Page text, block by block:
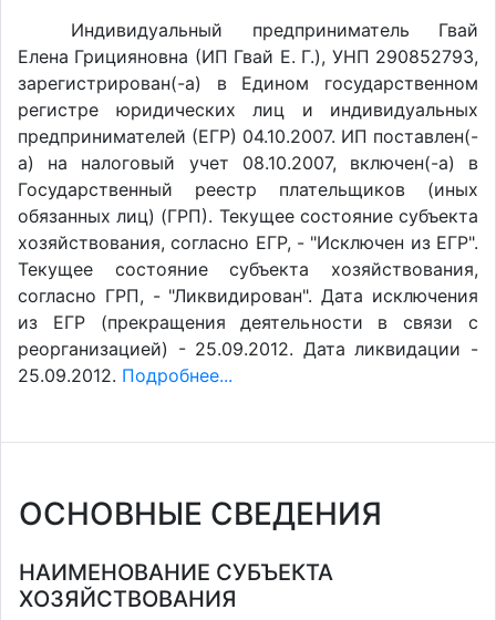
Индивидуальный предприниматель Гвай
Елена Грицияновна (ИП Гвай Е. Г.), УНП 290852793,
зарегистрирован(-а) в Едином государственном
регистре юридических лиц и индивидуальных
предпринимателей (ЕГР) 04.10.2007. ИП поставлен(-
a) на налоговый учет 08.10.2007, включен(-a) в
Государственный реестр плательщиков (иных
обязанных лиц) (ГРП). Текущее состояние субъекта
хозяйствования, согласно ЕГР, - "Исключен из ЕГР".
Текущее состояние субъекта хозяйствования,
согласно ГРП, - "Ликвидирован". Дата исключения
из ЕГР (прекращения деятельности в связи с
реорганизацией) - 25.09.2012. Дата ликвидации -
25.09.2012. Подробнее...
ОСНОВНЫЕ СВЕДЕНИЯ
НАИМЕНОВАНИЕ СУБЪЕКТА
ХОЗЯЙСТВОВАНИЯ